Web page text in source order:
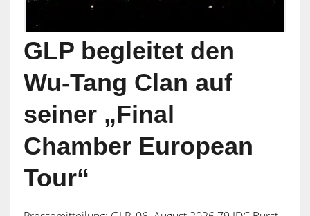
GLP begleitet den
Wu-Tang Clan auf
seiner „Final
Chamber European
Tour“